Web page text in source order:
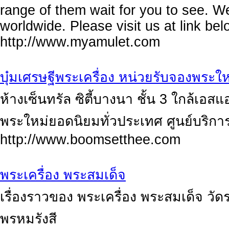
range of them wait for you to see.
worldwide. Please visit us at link
http://www.myamulet.com
บุ๋มเศรษฐีพระเครื่อง หน่วยรับจองพระ
ห้างเซ็นทรัล ซิตี้บางนา ชั้น 3 ใกล้เอส
พระใหม่ยอดนิยมทั่วประเทศ ศูนย์บริก
http://www.boomsetthee.com
พระเครื่อง พระสมเด็จ
เรื่องราวของ พระเครื่อง พระสมเด็จ
พรหมรังสี